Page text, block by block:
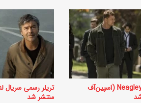
اولین تریلر سریال Neagley (اسپین‌آف
منتشر شد